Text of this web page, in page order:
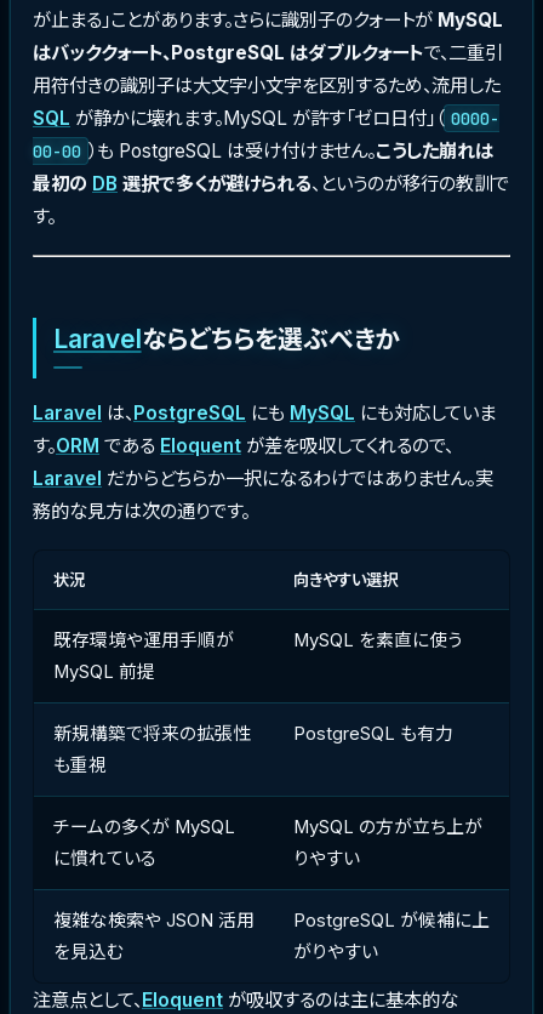
が止まる」ことがあります。さらに識別子のクォートが MySQL
はバッククォート、PostgreSQL はダブルクォートで、二重引
用符付きの識別子は大文字小文字を区別するため、流用した
SQL が静かに壊れます。MySQL が許す「ゼロ日付」（ 0000-
00-00 ）も PostgreSQL は受け付けません。こうした崩れは
最初の DB 選択で多くが避けられる、というのが移行の教訓で
す。
Laravelならどちらを選ぶべきか
Laravel は、PostgreSQL にも MySQL にも対応していま
す。ORM である Eloquent が差を吸収してくれるので、
Laravel だからどちらか一択になるわけではありません。実
務的な見方は次の通りです。
状況 向きやすい選択
既存環境や運用手順が
MySQL 前提
MySQL を素直に使う
新規構築で将来の拡張性
も重視
PostgreSQL も有力
チームの多くが MySQL
に慣れている
MySQL の方が立ち上が
りやすい
複雑な検索や JSON 活用
を見込む
PostgreSQL が候補に上
がりやすい
注意点として、 Eloquent が吸収するのは主に基本的な